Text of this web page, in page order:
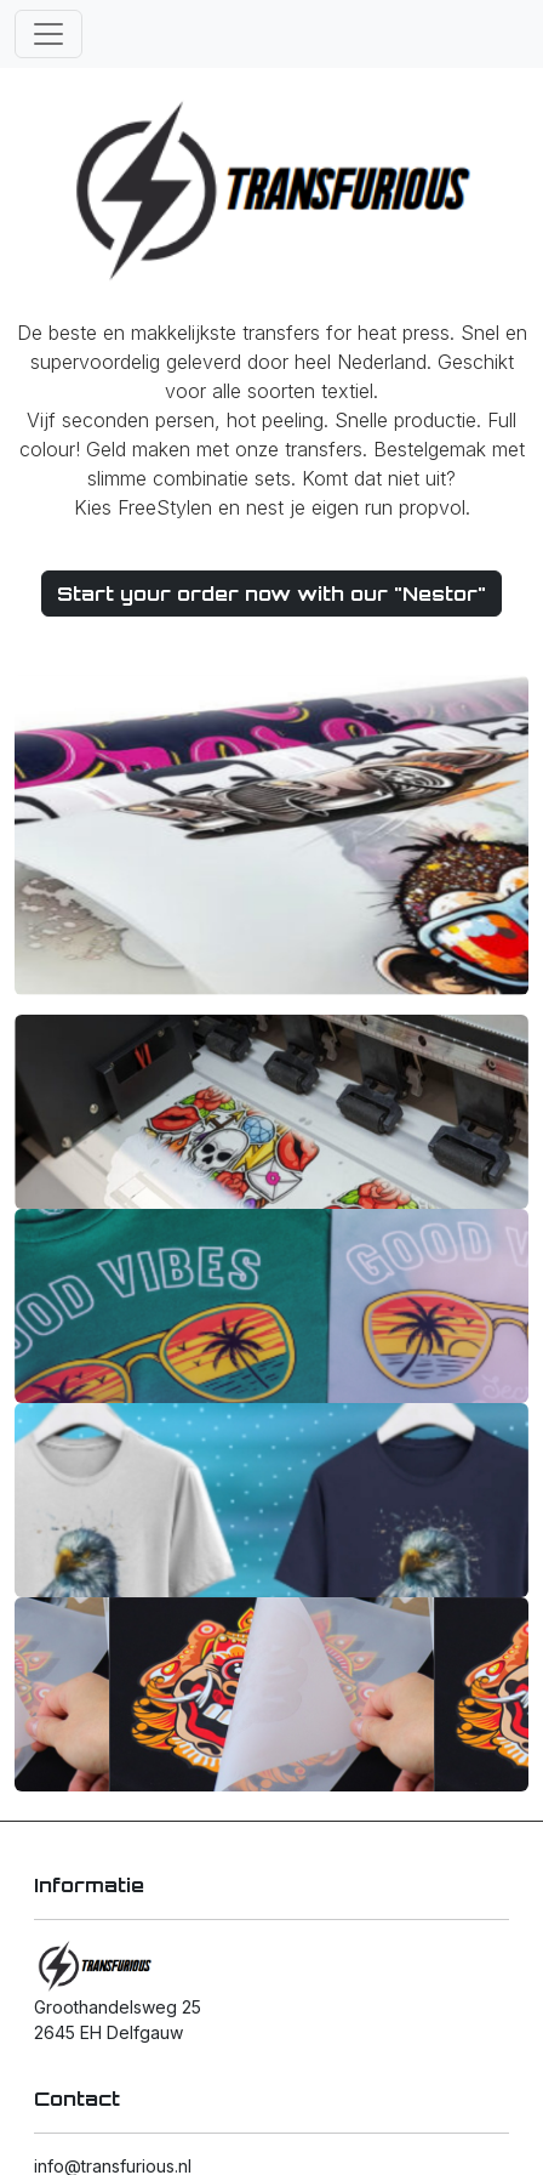
De beste en makkelijkste transfers for heat press. Snel en
supervoordelig geleverd door heel Nederland. Geschikt
voor alle soorten textiel.
Vijf seconden persen, hot peeling. Snelle productie. Full
colour! Geld maken met onze transfers. Bestelgemak met
slimme combinatie sets. Komt dat niet uit?
Kies FreeStylen en nest je eigen run propvol.
Start your order now with our "Nestor"
Informatie
Groothandelsweg 25
2645 EH Delfgauw
Contact
info@transfurious.nl